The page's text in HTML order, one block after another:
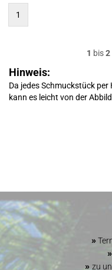
1
1 bis2
Hinweis:
Da jedes Schmuckstück
kann es leicht von der
»
»
» zu